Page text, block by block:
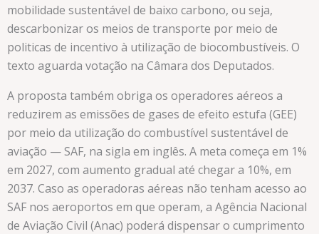
mobilidade sustentável de baixo carbono, ou seja,
descarbonizar os meios de transporte por meio de
politicas de incentivo à utilização de biocombustíveis. O
texto aguarda votação na Câmara dos Deputados.
A proposta também obriga os operadores aéreos a
reduzirem as emissões de gases de efeito estufa (GEE)
por meio da utilização do combustível sustentável de
aviação — SAF, na sigla em inglês. A meta começa em 1%
em 2027, com aumento gradual até chegar a 10%, em
2037. Caso as operadoras aéreas não tenham acesso ao
SAF nos aeroportos em que operam, a Agência Nacional
de Aviação Civil (Anac) poderá dispensar o cumprimento